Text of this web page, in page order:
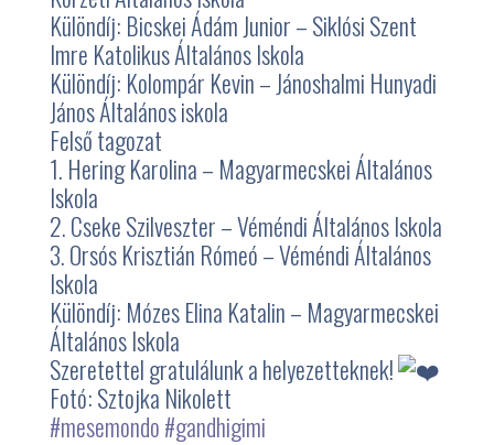
Különdíj: Bicskei Ádám Junior – Siklósi Szent
Imre Katolikus Általános Iskola
Különdíj: Kolompár Kevin – Jánoshalmi Hunyadi
János Általános iskola
Felső tagozat
1. Hering Karolina – Magyarmecskei Általános
Iskola
2. Cseke Szilveszter – Véméndi Általános Iskola
3. Orsós Krisztián Rómeó – Véméndi Általános
Iskola
Különdíj: Mózes Elina Katalin – Magyarmecskei
Általános Iskola
Szeretettel gratulálunk a helyezetteknek!
Fotó: Sztojka Nikolett
#mesemondo#gandhigimi